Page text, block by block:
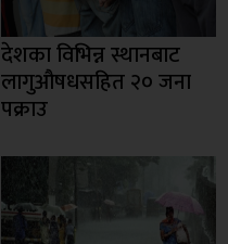
देशका विभिन्न स्थानबाट
लागुऔषधसहित २० जना
पक्राउ